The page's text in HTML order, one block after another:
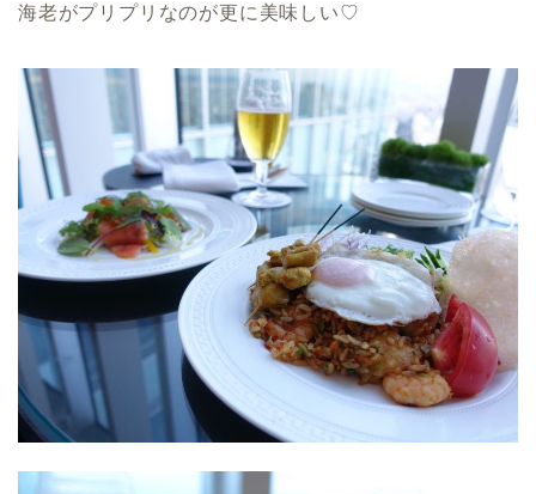
海老がプリプリなのが更に美味しい♡